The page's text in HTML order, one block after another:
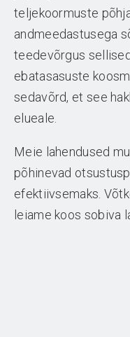
teljekoormuste
andmeedastusega
teedevõrgus
ebatasasuste
sedavõrd, et see
elueale.
Meie lahendused
põhinevad
efektiivsemaks.
leiame koos sobiva